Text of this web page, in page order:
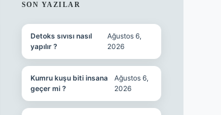
SIDEBAR
SON YAZILAR
Detoks sıvısı nasıl
yapılır ?
Ağustos 6,
2026
Kumru kuşu biti insana
geçer mi ?
Ağustos 6,
2026